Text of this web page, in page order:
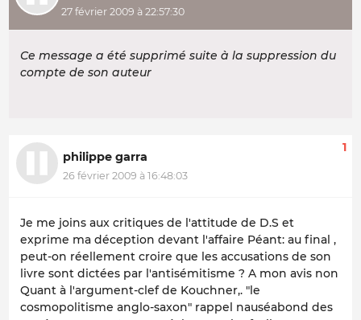
27 février 2009 à 22:57:30
Ce message a été supprimé suite à la suppression du
compte de son auteur
philippe garra
26 février 2009 à 16:48:03
1
Je me joins aux critiques de l'attitude de D.S et
exprime ma déception devant l'affaire Péant: au final ,
peut-on réellement croire que les accusations de son
livre sont dictées par l'antisémitisme ? A mon avis non
Quant à l'argument-clef de Kouchner,. "le
cosmopolitisme anglo-saxon" rappel nauséabond des